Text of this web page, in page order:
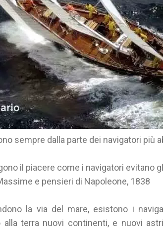
sempre dalla parte dei navigatori più
il piacere come i navigatori evitano
e pensieri di Napoleone, 1838
la via del mare, esistono i
alla terra nuovi continenti, e nuovi